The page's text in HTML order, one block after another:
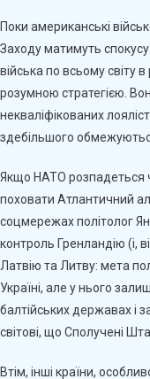
Поки американські
Заходу матимуть
війська по всьому світу
розумною стратегією.
некваліфікованих
здебільшого
Якщо НАТО розпадеться
поховати Атлантичний
соцмережах політолог
контроль Гренландію (і,
Латвію та Литву: мета
Україні, але у нього
балтійських державах і
світові, що Сполучені
Втім, інші країни,